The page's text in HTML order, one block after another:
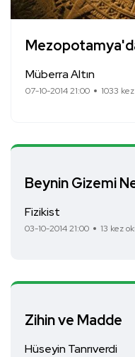
Müberra Altın
07-10-2014 21:00 1033
Beynin Gizemi
Fizikist
03-10-2014 21:00 13 kez
Zihin ve Madde
Hüseyin Tanrıverdi